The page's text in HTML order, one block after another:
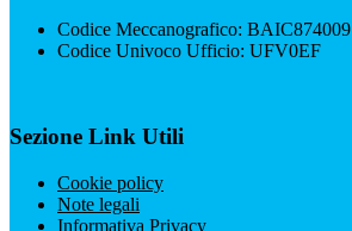
Codice Meccanografico: BAIC874009
Codice Univoco Ufficio: UFV0EF
Sezione Link Utili
Cookie policy
Note legali
Informativa Privacy